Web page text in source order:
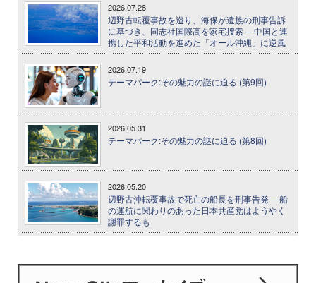
2026.07.28
辺野古転覆事故を巡り、海保が遺族の刑事告訴
に基づき、同志社国際高を家宅捜索 ─ 中国と連
携した平和活動を進めた「オール沖縄」に逆風
2026.07.19
テーマパーク:その魅力の謎に迫る (第9回)
2026.05.31
テーマパーク:その魅力の謎に迫る (第8回)
2026.05.20
辺野古沖転覆事故で死亡の船長を刑事告発 ─ 船
の運航に関わりのあった日本共産党はようやく
謝罪するも